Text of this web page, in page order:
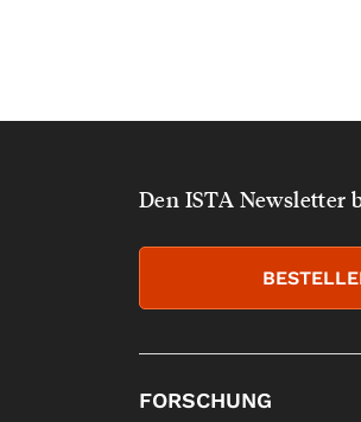
Den ISTA Newsletter
FORSCHUNG